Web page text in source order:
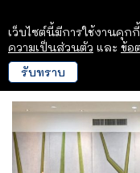
เว็บไซต์นี้มีการใช้งานคุก
ความเป็นส่วนตัว และ ข้อ
รับทราบ